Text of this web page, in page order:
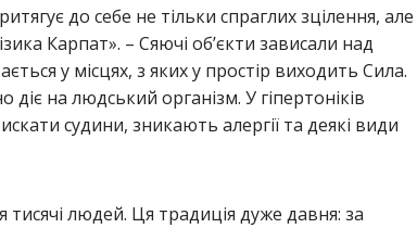
до себе не тільки спраглих зцілення,
Карпат». – Сяючі об’єкти зависали над
у місцях, з яких у простір виходить Сила.
на людський організм. У гіпертоніків
судини, зникають алергії та деякі види
людей. Ця традиція дуже давня: за